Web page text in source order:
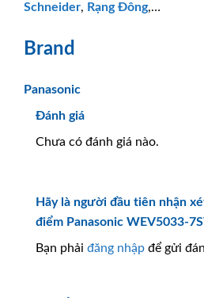
Schneider, Rạng Đông,…
Brand
Panasonic
Đánh giá
Chưa có đánh giá nào.
Hãy là người đầu tiên nhận
điểm Panasonic WEV5033-
Bạn phải đăng nhập để gửi